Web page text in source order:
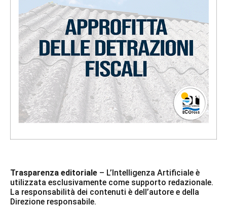
Trasparenza editoriale – L’Intelligenza Artificiale è
utilizzata esclusivamente come supporto redazionale.
La responsabilità dei contenuti è dell’autore e della
Direzione responsabile.